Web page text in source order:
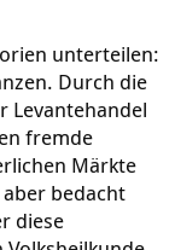
unterteilen:
Durch die
Levantehandel
fremde
Märkte
bedacht
diese